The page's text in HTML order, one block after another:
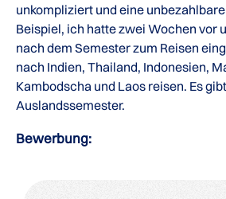
unkompliziert und eine
Beispiel, ich hatte zwei Wochen vor
nach dem Semester zum Reisen
nach Indien, Thailand, Indonesien,
Kambodscha und Laos reisen. Es
Auslandssemester.
Bewerbung: